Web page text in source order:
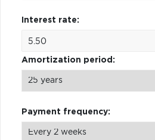
Interest rate:
Amortization period:
Payment frequency: